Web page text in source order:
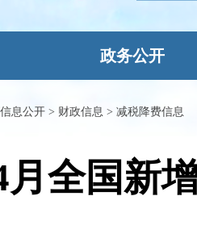
政务公开
息公开 > 财政信息 > 减税降费信息
月全国新